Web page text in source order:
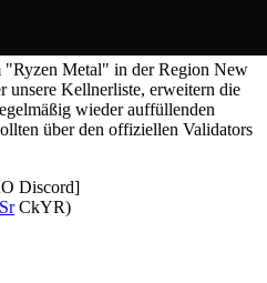
"Ryzen Metal" in der Region New
unsere Kellnerliste, erweitern die
wieder auffüllenden
über den offiziellen Validators
Discord]
CkYR)